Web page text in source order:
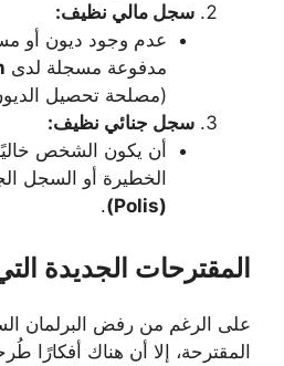
سجل مالي نظيف:
عدم وجود ديون أو
مدفوعة مسجلة لدى
(مصلحة تحصيل
سجل جنائي نظيف:
أن يكون الشخص
الخطيرة أو السجل
(Polis)
.
المقترحات الجديدة
على الرغم من رفض البرلمان
المقترحة، إلا أن هناك أفكارًا